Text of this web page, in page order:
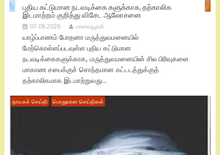
புதிய கட்டுமான நடவடிக்கை களுக்காக, தற்காலிக
இடமாற்றம் குறித்து விசேட ஆலோசனை
07.08.2026 மாவையூரன்
யாழ்ப்பாணம் போதனா மருத்துவமனையில்
மேற்கொள்ளப்படவுள்ள புதிய கட்டுமான
நடவடிக்கைகளுக்காக, மருத்துவமனையின் சில பிரிவுகளை
மாகாண சபைக்குச் சொந்தமான கட்டடத்துக்குத்
தற்காலிகமாக இடமாற்றுவது...
தாயகச் செய்தி பொதுவான செய்திகள்